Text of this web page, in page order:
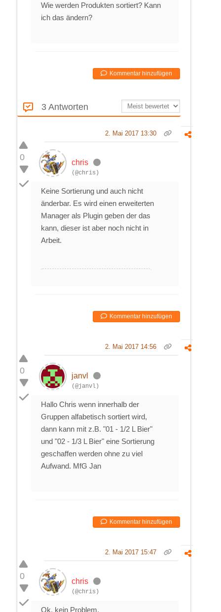
Wie werden Produkten sortiert? Kann
ich das ändern?
Kommentar hinzufügen
3 Antworten
0
2. Mai 2017 13:30
chris
(@chris)
Keine Sortierung und auch nicht
änderbar. Es wird einen erweiterten
Manager als Plugin geben der das
kann, dieser ist aber noch nicht in
Arbeit.
Kommentar hinzufügen
0
2. Mai 2017 14:56
janvl
(@janvl)
Hallo Chris wenn innerhalb der
Gruppen alfabetisch sortiert wird,
dann kann mit z.B. "01 - 1/2 L Bier"
und "02 - 1/3 L Bier" eine Sortierung
geschaffen werden ohne zu viel
Aufwand. MfG Jan
Kommentar hinzufügen
0
2. Mai 2017 15:47
chris
(@chris)
Ok, kein Problem.